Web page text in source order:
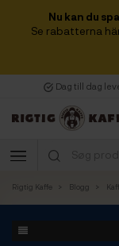
Nu kan du
Se rabatterna
Dag till dag
Rigtig Kaffe Blogg